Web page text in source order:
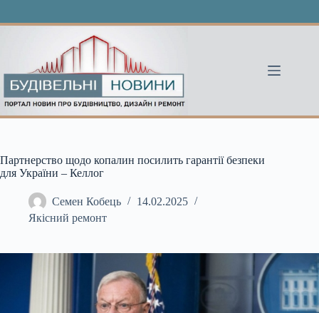
Партнерство щодо копалин посилить гарантії безпеки
для України – Келлог
Семен Кобець
14.02.2025
Якісний ремонт